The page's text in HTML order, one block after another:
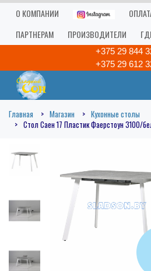
О КОМПАНИИ
ПАРТНЕРАМ
ПРОИЗВОДИТЕЛИ
+375 29 844
+375 29 612
Главная Магазин
Кухонные столы
Стол Саен 17 Пластик Фаерстоун 3100/